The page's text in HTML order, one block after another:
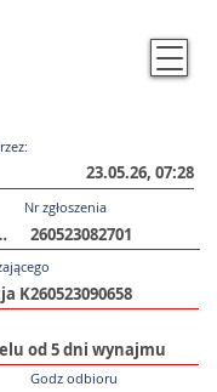
23.05.26, 07:28
Nr zgłoszenia
Godz odbioru